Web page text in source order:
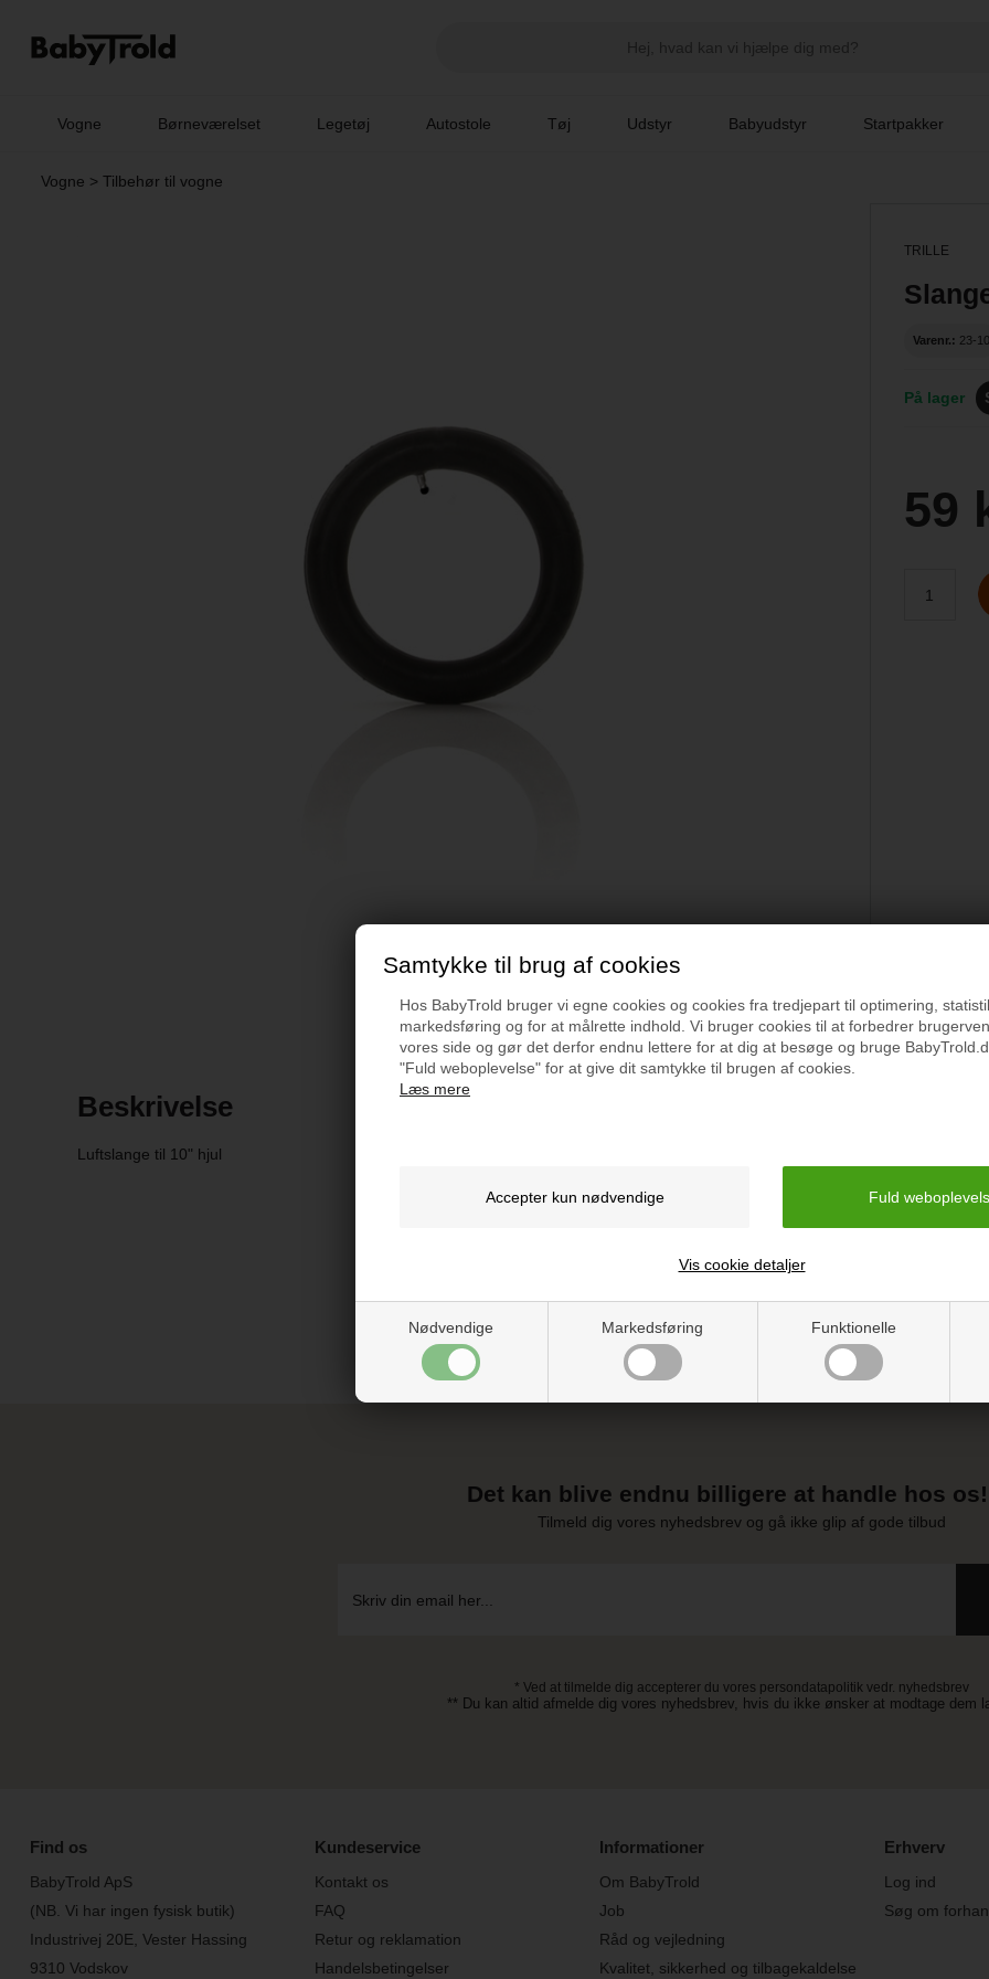
Samtykke til brug af cookies
Hos BabyTrold bruger vi egne cookies og cookies fra tredjepart til optimering,
markedsføring og for at målrette indhold. Vi bruger cookies til at forbedrer
vores side og gør det derfor endnu lettere for at dig at besøge og bruge
"Fuld weboplevelse" for at give dit samtykke til brugen af cookies.
Læs mere
Nødvendige Markedsføring Funktionelle
Vis cookie detaljer
Vogne Børneværelset Legetøj Autostole Tøj Udstyr Babyudstyr Startpakker
Vogne > Tilbehør til vogne
TRILLE
Varenr.: 23-
På lager
59
Beskrivelse
Luftslange til 10" hjul
Vejledning
Det kan blive endnu billigere at handle hos
Tilmeld dig vores nyhedsbrev og gå ikke glip af gode tilbud
* Ved at tilmelde dig accepterer du vores persondatapolitik vedr. nyhedsbrev
** Du kan altid afmelde dig vores nyhedsbrev, hvis du ikke ønsker at modtage dem
Find os
BabyTrold ApS
(NB. Vi har ingen fysisk butik)
Industrivej 20E, Vester Hassing
9310 Vodskov
Kundeservice
Kontakt os
FAQ
Retur og reklamation
Handelsbetingelser
Informationer
Om BabyTrold
Job
Råd og vejledning
Kvalitet, sikkerhed og tilbagekaldelse
Erhverv
Log ind
Søg om